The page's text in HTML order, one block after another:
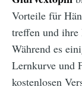
Vorteile für
treffen und ihre
Während es
Lernkurve und
kostenlosen